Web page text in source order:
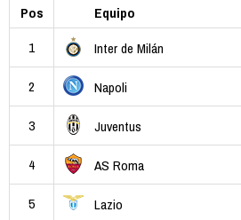
Pos Equipo
1
Inter de Milán
2 Napoli
3 Juventus
4 AS Roma
5 Lazio